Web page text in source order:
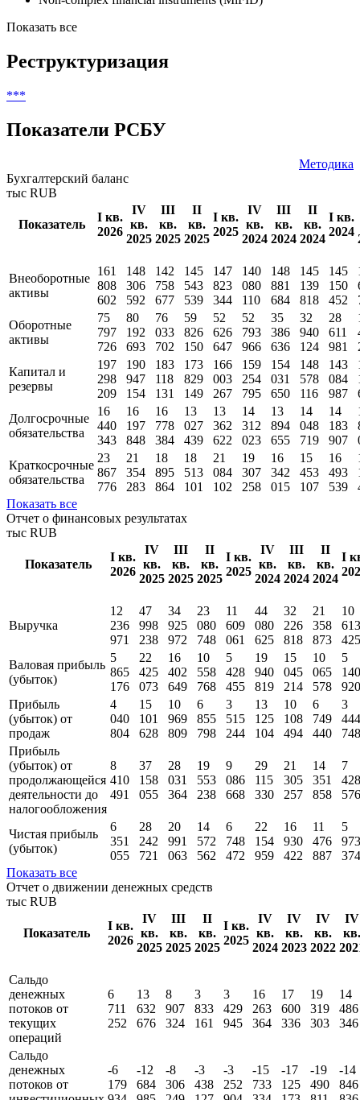
Показать все
Реструктуризация
***
Показатели РСБУ
Методика
Бухгалтерский баланс
тыс RUB
Показатель
I кв.
2026
IV
кв.
2025
III
кв.
2025
II
кв.
2025
I кв.
2025
IV
кв.
2024
III
кв.
2024
II
кв.
2024
I кв.
2024
Внеоборотные
активы
161
808
602
148
306
592
142
758
677
145
543
539
147
823
344
140
080
110
148
881
684
145
139
818
145
150
452
Оборотные
активы
75
797
726
80
192
693
76
033
702
59
826
150
52
626
647
52
793
966
35
386
636
32
940
124
28
611
981
Капитал и
резервы
197
298
209
190
947
154
183
118
131
173
829
149
166
003
267
159
254
795
154
031
650
148
578
116
143
084
987
Долгосрочные
обязательства
16
440
343
16
197
848
16
778
384
13
027
439
13
362
622
14
312
023
13
894
655
14
048
719
14
183
907
Краткосрочные
обязательства
23
867
776
21
354
283
18
895
864
18
513
101
21
084
102
19
307
258
16
342
015
15
453
107
16
493
539
Показать все
Отчет о финансовых результатах
тыс RUB
Показатель
I кв.
2026
IV
кв.
2025
III
кв.
2025
II
кв.
2025
I кв.
2025
IV
кв.
2024
III
кв.
2024
II
кв.
2024
I
Выручка
12
236
971
47
998
238
34
925
972
23
080
748
11
609
061
44
080
625
32
226
818
21
358
873
10
613
425
Валовая прибыль
(убыток)
5
865
176
22
425
073
16
402
649
10
558
768
5
428
455
19
940
819
15
045
214
10
065
578
5
140
920
Прибыль
(убыток) от
продаж
4
040
804
15
101
628
10
969
809
6
855
798
3
515
244
13
125
104
10
108
494
6
749
440
3
444
748
Прибыль
(убыток) от
продолжающейся
деятельности до
налогообложения
8
410
491
37
158
055
28
031
364
19
553
238
9
086
668
29
115
330
21
305
257
14
351
858
7
428
576
Чистая прибыль
(убыток)
6
351
055
28
242
721
20
991
063
14
572
562
6
748
472
22
154
959
16
930
422
11
476
887
5
973
374
Показать все
Отчет о движении денежных средств
тыс RUB
Показатель
I кв.
2026
IV
кв.
2025
III
кв.
2025
II
кв.
2025
I кв.
2025
IV
кв.
2024
IV
кв.
2023
IV
кв.
2022
IV
кв.
Сальдо
денежных
потоков от
текущих
операций
6
711
252
13
632
676
8
907
324
3
833
161
3
429
945
16
263
364
17
600
336
19
319
303
14
486
346
Сальдо
денежных
потоков от
-6
179
-12
684
-8
306
-3
438
-3
252
-15
733
-17
125
-19
490
-14
846